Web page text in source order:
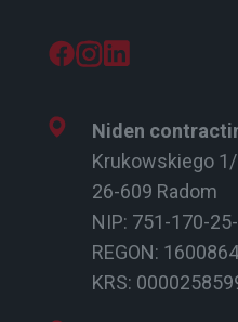
Niden
Krukowskiego
26-609 Radom
NIP: 751-170-
REGON:
KRS: